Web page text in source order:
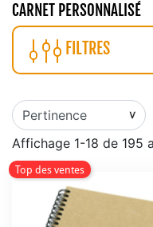
CARNET PERSONNALISÉ
FILTRES
Affichage 1-18 de 195
Top des ventes